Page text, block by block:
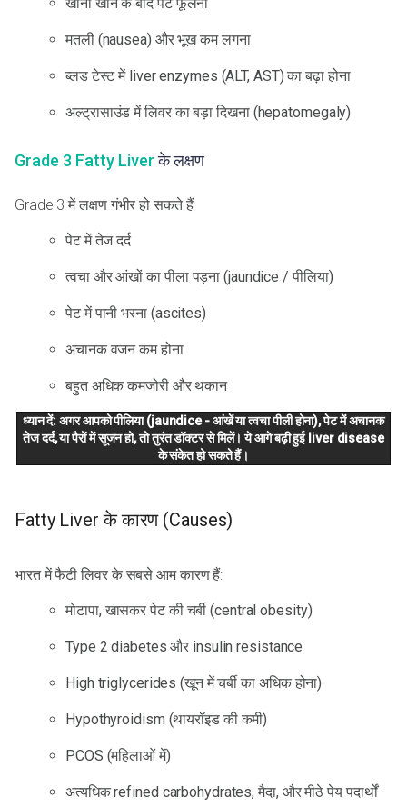
मतली (nausea) और भूख कम लगना
ब्लड टेस्ट में liver enzymes (ALT, AST) का बढ़ा होना
अल्ट्रासाउंड में लिवर का बड़ा दिखना (hepatomegaly)
Grade 3 Fatty Liverके लक्षण
Grade 3 में लक्षण गंभीर हो सकते हैं:
पेट में तेज दर्द
त्वचा और आंखों का पीला पड़ना (jaundice / पीलिया)
पेट में पानी भरना (ascites)
अचानक वजन कम होना
बहुत अधिक कमजोरी और थकान
ध्यान दें: अगर आपको पीलिया (jaundice - आंखें या त्वचा पीली होना), पेट में अचानक
तेज दर्द, या पैरों में सूजन हो, तो तुरंत डॉक्टर से मिलें। ये आगे बढ़ी हुई liver disease
के संकेत हो सकते हैं।
Fatty Liver के कारण (Causes)
भारत में फैटी लिवर के सबसे आम कारण हैं:
मोटापा, खासकर पेट की चर्बी (central obesity)
Type 2 diabetes और insulin resistance
High triglycerides (खून में चर्बी का अधिक होना)
Hypothyroidism (थायरॉइड की कमी)
PCOS (महिलाओं में)
अत्यधिक refined carbohydrates, मैदा, और मीठे पेय पदार्थों